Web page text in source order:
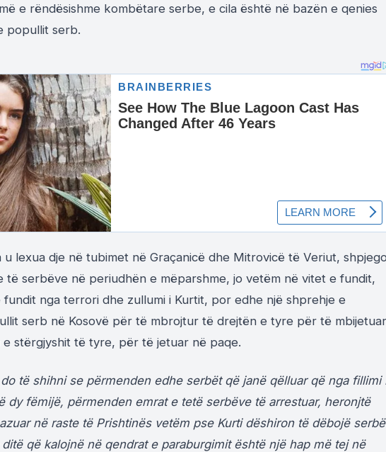
e rëndësishme kombëtare serbe, e cila është në bazën e qenies
popullit serb.
u lexua dje në tubimet në Graçanicë dhe Mitrovicë të Veriut,
të serbëve në periudhën e mëparshme, jo vetëm në vitet e fundit,
nga terrori dhe zullumi i Kurtit, por edhe një shprehje e
serb në Kosovë për të mbrojtur të drejtën e tyre për të mbijetuar
stërgjyshit të tyre, për të jetuar në paqe.
të shihni se përmenden edhe serbët që janë qëlluar që nga fillimi
dy fëmijë, përmenden emrat e tetë serbëve të arrestuar, heronjtë
në raste të Prishtinës vetëm pse Kurti dëshiron të dëbojë
që kalojnë në qendrat e paraburgimit është një hap më tej në